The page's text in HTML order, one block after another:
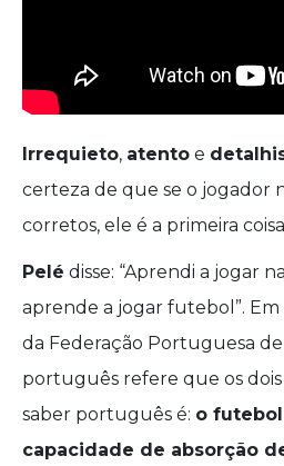
Irrequieto, atento e
certeza de que se o jogador
corretos, ele é a primeira
Pelé disse: “Aprendi a jogar
aprende a jogar futebol”.
da Federação Portuguesa
português refere que os dois
saber português é: o
capacidade de absorção